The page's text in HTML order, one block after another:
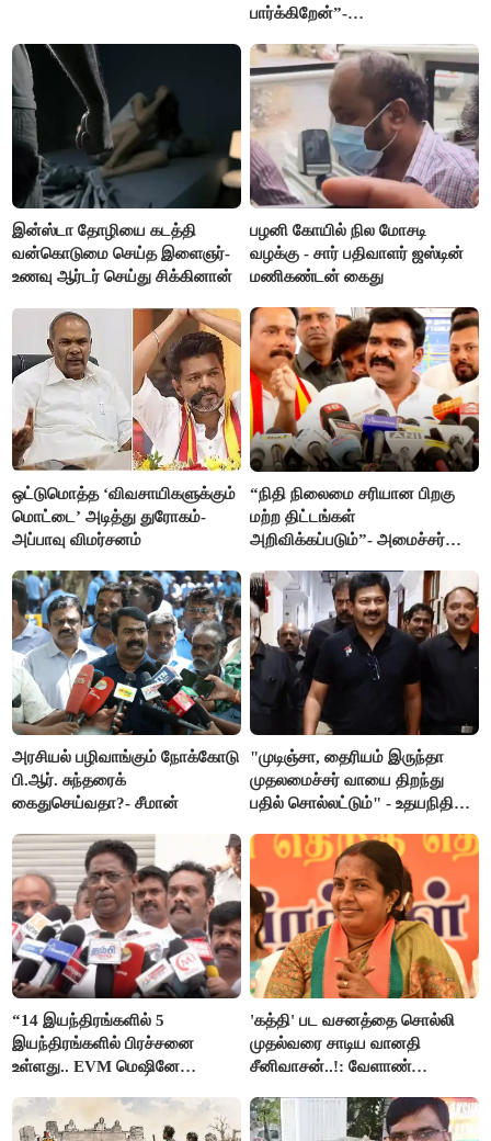
பார்க்கிறேன்”-
இன்ஸ்டா தோழியை கடத்தி
வன்கொடுமை செய்த இளைஞர்-
உணவு ஆர்டர் செய்து சிக்கினான்
பழனி கோயில் நில மோசடி
வழக்கு - சார் பதிவாளர் ஜஸ்டின்
மணிகண்டன் கைது
ஒட்டுமொத்த ‘விவசாயிகளுக்கும்
மொட்டை’ அடித்து துரோகம்-
அப்பாவு விமர்சனம்
“நிதி நிலைமை சரியான பிறகு
மற்ற திட்டங்கள்
அறிவிக்கப்படும்”- அமைச்சர்
அரசியல் பழிவாங்கும் நோக்கோடு
பி.ஆர். சுந்தரைக்
கைதுசெய்வதா?- சீமான்
"முடிஞ்சா, தைரியம் இருந்தா
முதலமைச்சர் வாயை திறந்து
பதில் சொல்லட்டும்" - உதயநிதி
“14 இயந்திரங்களில் 5
இயந்திரங்களில் பிரச்சனை
உள்ளது.. EVM மெஷினே
இளங்கோ
'கத்தி' பட வசனத்தை சொல்லி
முதல்வரை சாடிய வானதி
சீனிவாசன்..!: வேளாண்
எதிர்ப்பு!